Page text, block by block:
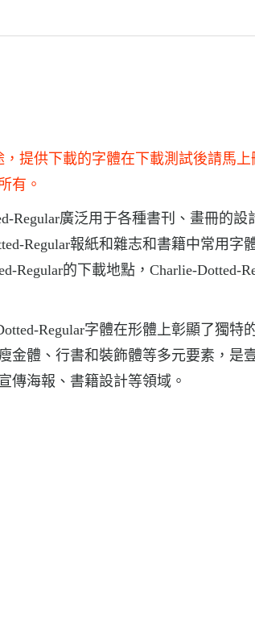
提供下載的字體在下載測試後請馬上
有。
Regular廣泛用于各種書刊、畫冊的設
Regular報紙和雜志和書籍中常用字
Regular的下載地點，Charlie-Dotted-
Regular字體在形體上彰顯了獨特
金體、行書和裝飾體等多元要素，是
傳海報、書籍設計等領域。